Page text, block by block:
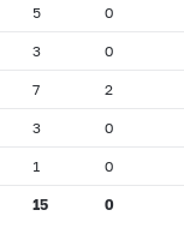
5 0
3 0
7 2
3 0
1 0
15 0